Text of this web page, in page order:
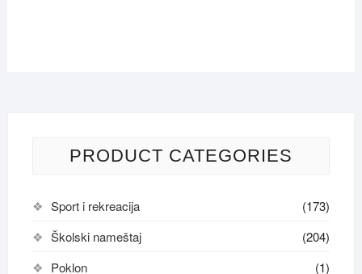
PRODUCT CATEGORIES
Sport i rekreacija
(173)
Školski nameštaj
(204)
Poklon
(1)